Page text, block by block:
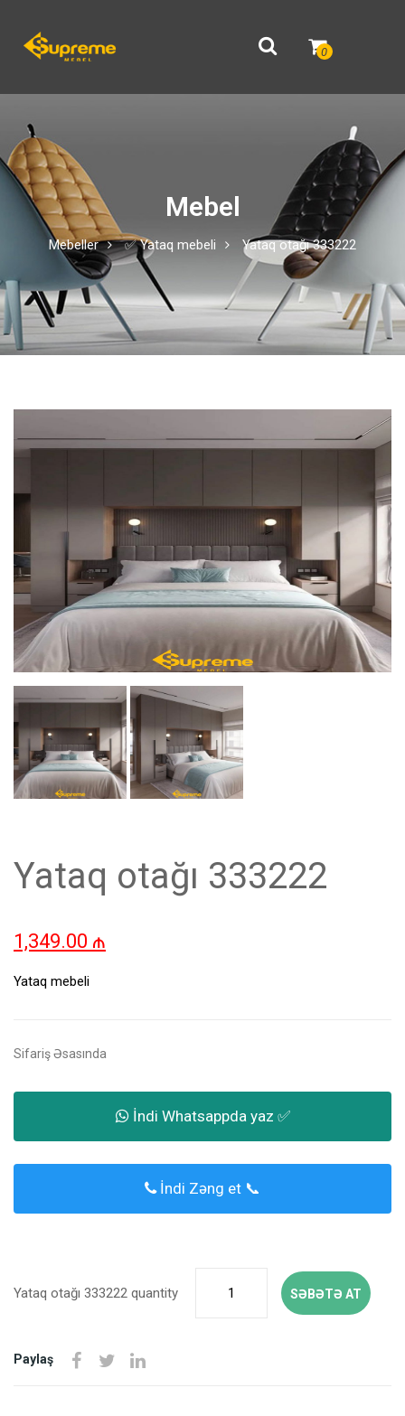
0
Mebel
Mebeller ✅ Yataq mebeli Yataq otağı 333222
Yataq otağı 333222
1,349.00 ₼
Yataq mebeli
Sifariş Əsasında
İndi Whatsappda yaz ✅
İndi Zəng et 📞
Yataq otağı 333222 quantity SƏBƏTƏ AT
Paylaş